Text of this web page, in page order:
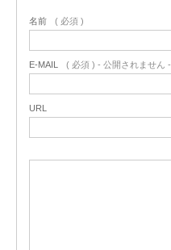
名前 ( 必須 )
E-MAIL ( 必須 ) - 公開されません -
URL